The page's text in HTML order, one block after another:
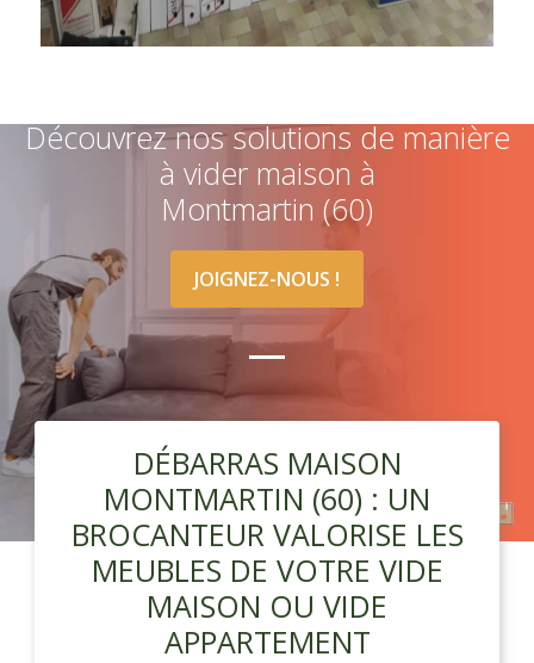
Découvrez nos solutions de manière
à vider maison à
Montmartin (60)
JOIGNEZ-NOUS !
DÉBARRAS MAISON
MONTMARTIN (60) : UN
BROCANTEUR VALORISE LES
MEUBLES DE VOTRE VIDE
MAISON OU VIDE
APPARTEMENT